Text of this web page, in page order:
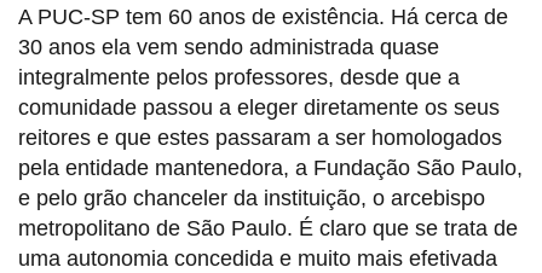
A PUC-SP tem 60 anos de existência. Há cerca de
30 anos ela vem sendo administrada quase
integralmente pelos professores, desde que a
comunidade passou a eleger diretamente os seus
reitores e que estes passaram a ser homologados
pela entidade mantenedora, a Fundação São Paulo,
e pelo grão chanceler da instituição, o arcebispo
metropolitano de São Paulo. É claro que se trata de
uma autonomia concedida e muito mais efetivada